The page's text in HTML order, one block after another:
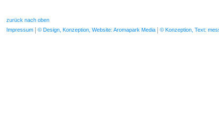
zurück nach oben
Impressum
© Design, Konzeption, Website: Aromapark Media © Konzeption, Text: